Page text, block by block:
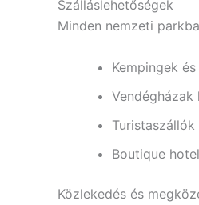
Szálláslehetőségek
Minden nemzeti
Kempingek
Vendégházak
Turistaszállók
Boutique
Közlekedés és